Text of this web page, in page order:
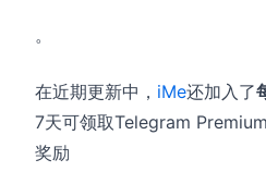
。
在近期更新中， iMe还加入了
7天可领取Telegram
奖励